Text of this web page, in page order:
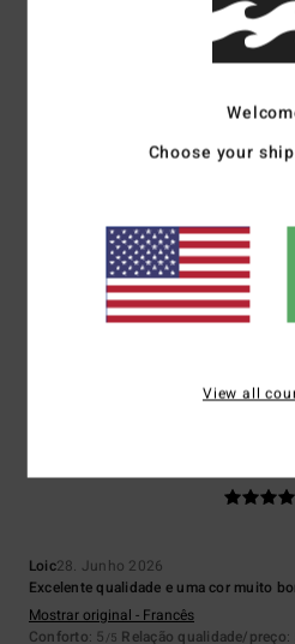
Eu recomendo este produto
Olivier2. Julho 2026
Comprei-o
Loic28. Junho 2026
Excelente qualidade e uma cor muito
Mostrar original - Francês
Conforto: 5 /5 Relação qualidade/preço:
Choose your
View all